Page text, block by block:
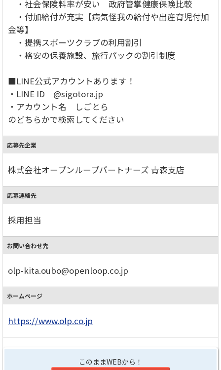
・社会保険料率が安い 政府管掌健康保険比較
・付加給付が充実【病気怪我の給付や出産育児付加
金等】
・提携スポーツクラブの利用割引
・格安の保養施設、旅行パックの割引制度
■LINE公式アカウントあります！
・LINE ID @sigotora.jp
・アカウント名 しごとら
のどちらかで検索してください
応募先企業
株式会社オープンループパートナーズ 青森支店
応募連絡先
採用担当
お問い合わせ先
olp-kita.oubo@openloop.co.jp
ホームページ
https://www.olp.co.jp
このままWEBから！